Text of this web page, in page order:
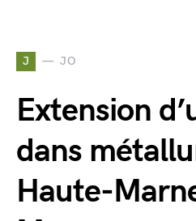
J JO
Extension
dans
Haute-